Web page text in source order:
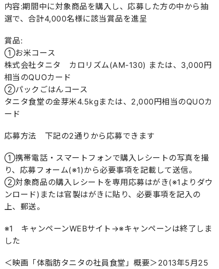
内容:期間中に対象商品を購入し、応募した方の中から抽
選で、合計4,000名様に該当賞品を進呈
賞品:
①お米コース
株式会社タニタ カロリズム(AM-130) または、3,000円
相当のQUOカード
②パックごはんコース
タニタ食堂の金芽米4.5kgまたは、2,000円相当のQUOカ
ード
応募方法 下記の2通りから応募できます
①携帯電話・スマートフォンで購入レシートの写真を撮
り、応募フォーム(※1)から必要事項を記載して送信。
②対象商品の購入レシートを専用応募はがき(※1よりダウ
ンロード)または官製はがきに貼り、必要事項を記入の
上、郵送。
※1 キャンペーンWEBサイト→※キャンペーンは終了しま
した
＜映画「体脂肪タニタの社員食堂」概要＞2013年5月25